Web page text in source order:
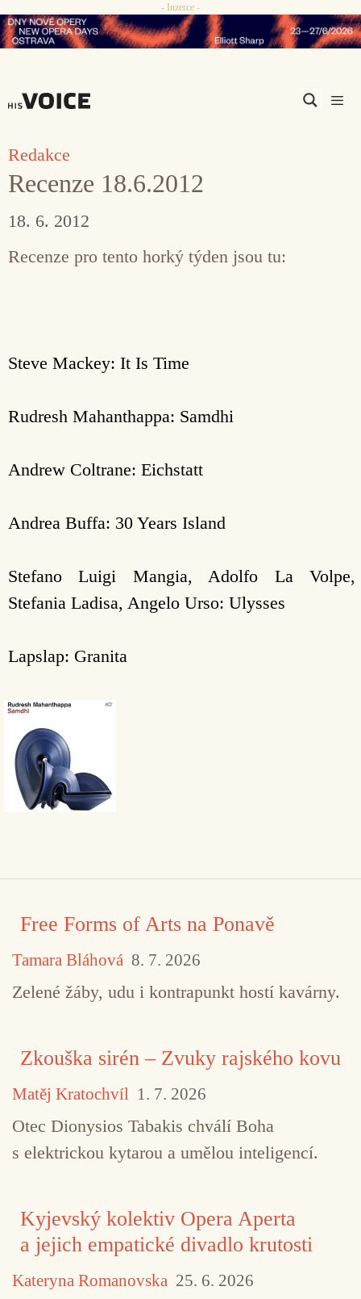
Přeskočit
na
- Inzerce -
Redakce
Recenze 18.6.2012
18. 6. 2012
Recenze pro tento horký týden jsou tu:
Steve Mackey: It Is Time
Rudresh Mahanthappa: Samdhi
Andrew Coltrane: Eichstatt
Andrea Buffa: 30 Years Island
Stefano Luigi Mangia, Adolfo La Volpe,
Stefania Ladisa, Angelo Urso: Ulysses
Lapslap: Granita
Free Forms of Arts na Ponavě
Tamara Bláhová 8. 7. 2026
Zelené žáby, udu i kontrapunkt hostí kavárny.
Zkouška sirén – Zvuky rajského kovu
Matěj Kratochvíl 1. 7. 2026
Otec Dionysios Tabakis chválí Boha
s elektrickou kytarou a umělou inteligencí.
Kyjevský kolektiv Opera Aperta
a jejich empatické divadlo krutosti
Kateryna Romanovska 25. 6. 2026